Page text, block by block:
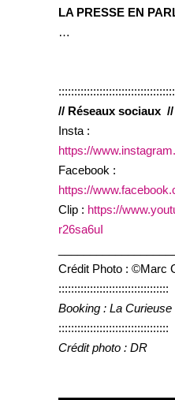
LA PRESSE EN
…
// Réseaux sociaux //
Insta :
https://
Facebook :
https://
Clip : https://
r26sa6uI
Crédit Photo : ©Marc
:::::::::::::::::::::::::::::::::::
Booking : La Curieuse
:::::::::::::::::::::::::::::::::::
Crédit photo : DR